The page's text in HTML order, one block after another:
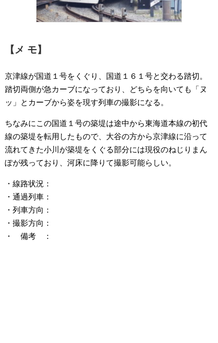
【メ モ】
京津線が国道１号をくぐり、国道１６１号と交わる踏切。
踏切両側が急カーブになっており、どちらを向いても「ヌ
ッ」とカーブから姿を現す列車の撮影になる。
ちなみにこの国道１号の築堤は途中から東海道本線の初代
線の築堤を転用したもので、大谷の方から京津線に沿って
流れてきた小川が築堤をくぐる部分には現役のねじりまん
ぽが残っており、河床に降りて撮影可能らしい。
・線路状況：
・通過列車：
・列車方向：
・撮影方向：
・ 備考 ：